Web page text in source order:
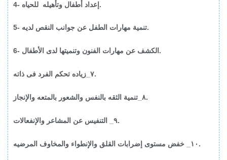
4- إعداد أطفال وتأهيله للحياه.
5- تنمية مهارات الطفل عن جوانب النقص لديه.
6- الكشف عن مهارات الفنون وتنميتها لدى الأطفال.
٧_زياده تحكم الفرد فى ذاته.
٨_تنمية الثقه بالنفس والشعور بالمتعه والإنجاز.
٩_ التنفيس عن المشاعر والإنفعالات.
١٠_ خفض مستوى إضرابات القلق والإنطواء والمخاوف المرضيه.